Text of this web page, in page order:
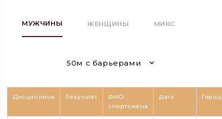
МУЖЧИНЫ ЖЕНЩИНЫ МИКС
50м с барьерами
Дисциплина Результат
ФИО
спортсмена
Дата Город